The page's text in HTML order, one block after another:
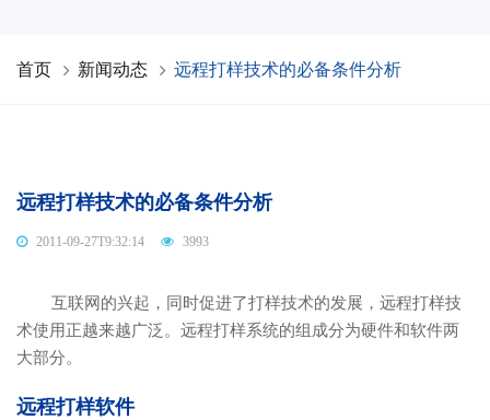
首页 新闻动态 远程打样技术的必备条件分析
远程打样技术的必备条件分析
2011-09-27T9:32:14 3993
互联网的兴起，同时促进了打样技术的发展，远程打样技
术使用正越来越广泛。远程打样系统的组成分为硬件和软件两
大部分。
远程打样软件